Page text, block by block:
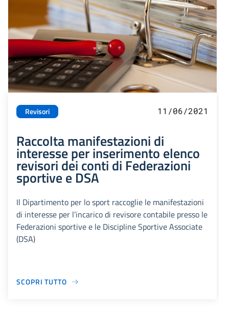
Revisori 11/06/2021
Raccolta manifestazioni di
interesse per inserimento elenco
revisori dei conti di Federazioni
sportive e DSA
Il Dipartimento per lo sport raccoglie le manifestazioni
di interesse per l’incarico di revisore contabile presso le
Federazioni sportive e le Discipline Sportive Associate
(DSA)
SCOPRI TUTTO